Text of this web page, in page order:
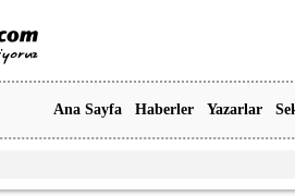
Ana Sayfa Haberler Yazarlar